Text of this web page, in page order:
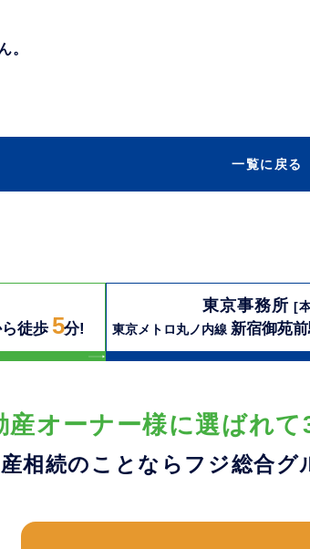
。
一覧に戻る
徒歩 5分!
東京事務所[
東京メトロ丸ノ内線 新宿御苑
産オーナー様に選ばれ
相続のことならフジ総合グ